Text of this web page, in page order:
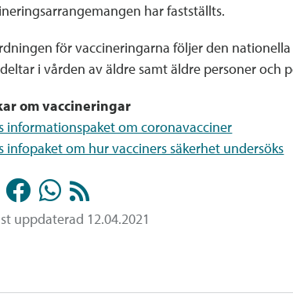
har fastställts.
för vaccineringarna följer den
i vården av äldre samt äldre personer och
om vaccineringar
informationspaket om coronavacciner
infopaket om hur vacciners säkerhet undersöks
uppdaterad 12.04.2021